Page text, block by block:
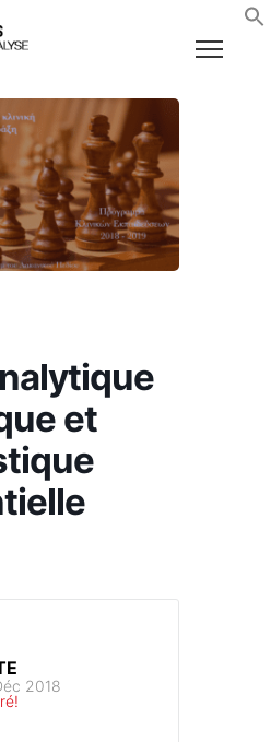
et
2018